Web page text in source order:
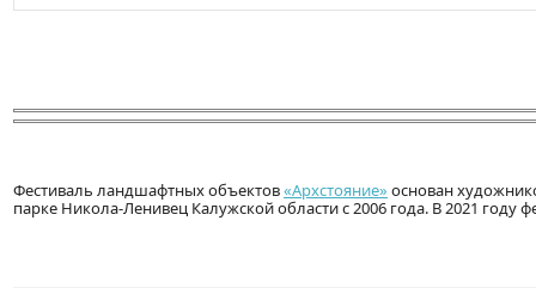
Фестиваль ландшафтных объектов«Архстояние» основан
парке Никола-Ленивец Калужской области с 2006 года. В 2021